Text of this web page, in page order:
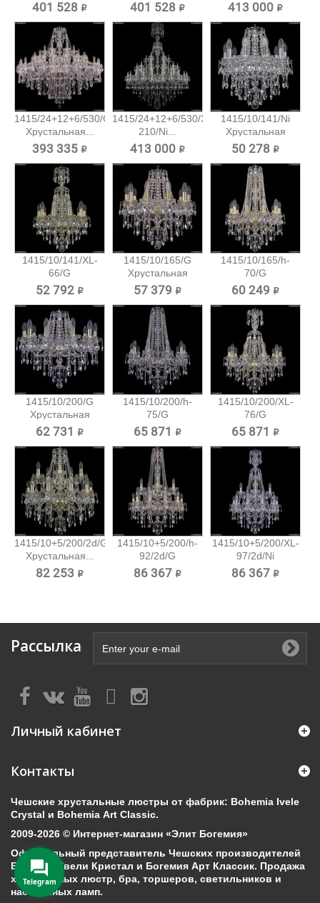
401 528 ₽ 401 528 ₽ 413 000 ₽
1415/24+12+6/530/G
Хрустальная...
393 335 ₽
1415/24+12+6/530/XL-
210/Ni...
413 000 ₽
1415/10/141/Ni
Хрустальная
подвесная...
50 278 ₽
1415/10/141/XL-
66/G
Хрустальная...
52 792 ₽
1415/10/165/G
Хрустальная
подвесная...
57 379 ₽
1415/10/165/h-
70/G
Хрустальная...
60 249 ₽
1415/10/200/G
Хрустальная
подвесная...
62 731 ₽
1415/10/200/h-
75/G
Хрустальная...
65 871 ₽
1415/10/200/XL-
76/G
Хрустальная...
65 871 ₽
1415/10+5/200/2d/G
Хрустальная...
82 253 ₽
1415/10+5/200/h-
92/2d/G
Хрустальная...
86 367 ₽
1415/10+5/200/XL-
97/2d/Ni
Хрустальная...
86 367 ₽
Рассылка
Личный кабинет
Контакты
Чешские хрустальные люстры от фабрик: Bohemia Ivele
Crystal и Bohemia Art Classic.
2009-2026 © Интернет-магазин «Элит Богемия»
Официальный представитель Чешских производителей
Богемия Ивели Кристал и Богемия Арт Классик. Продажа
хрустальных люстр, бра, торшеров, светильников и
настольных ламп.
Telegram